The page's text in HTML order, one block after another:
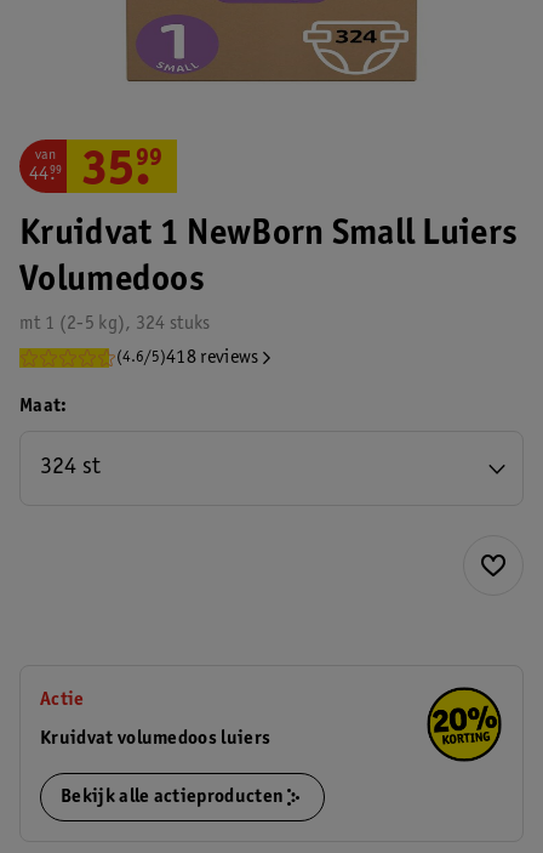
Kruidvat 1 NewBorn Small Luiers
Volumedoos
mt 1 (2-5 kg), 324 stuks
(4.6/5)418 reviews
van
44.
99 35.
99
Maat
324 st
Actie
Kruidvat volumedoos luiers
Bekijk alle actieproducten